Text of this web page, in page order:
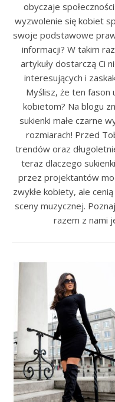
obyczaje
wyzwolenie się kobiet
swoje podstawowe
informacji? W takim
artykuły dostarczą Ci
interesujących i
Myślisz, że ten fason
kobietom? Na blogu
sukienki małe czarne
rozmiarach! Przed
trendów oraz
teraz dlaczego
przez projektantów
zwykłe kobiety, ale
sceny muzycznej.
razem z nami